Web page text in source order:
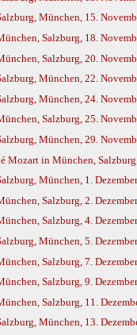
München, 15.
Salzburg, 18.
Salzburg, 20.
München, 22.
München, 24.
Salzburg, 25.
München, 29.
Mozart in München,
München, 1.
Salzburg, 2.
Salzburg, 4.
München, 5.
Salzburg, 7.
Salzburg, 9.
Salzburg, 11.
München, 13.